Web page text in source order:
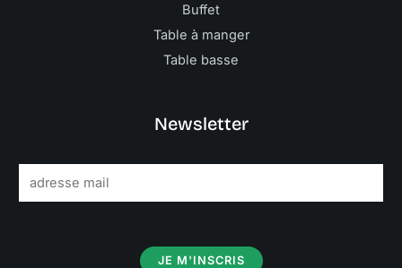
Buffet
Table à manger
Table basse
Newsletter
m
JE M'INSCRIS